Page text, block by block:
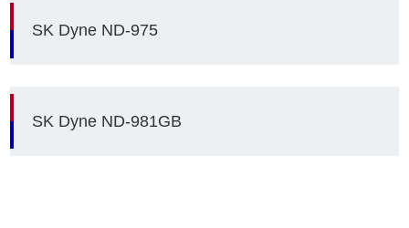
SK Dyne ND-975
SK Dyne ND-981GB